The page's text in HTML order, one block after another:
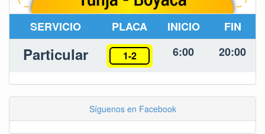
SERVICIO PLACA INICIO FIN
Particular 1-2 6:00 20:00
Síguenos en Facebook